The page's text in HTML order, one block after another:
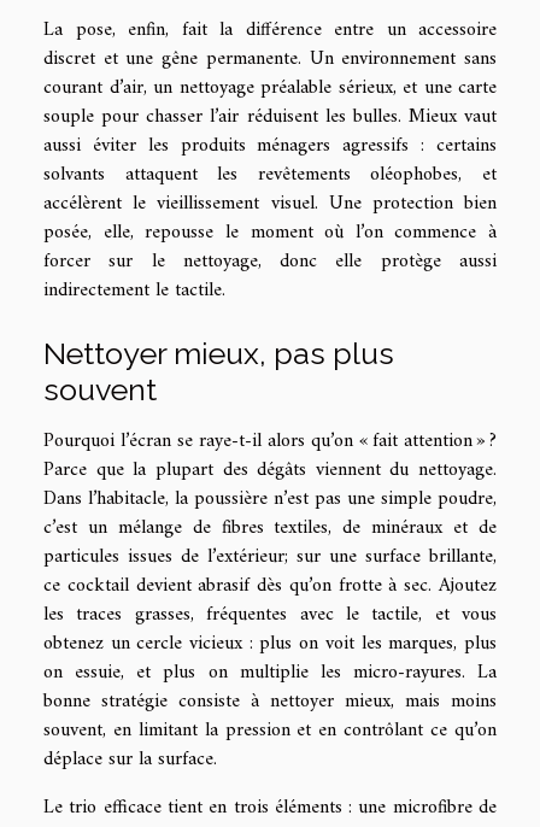
La pose, enfin, fait la différence entre un accessoire
discret et une gêne permanente. Un environnement sans
courant d’air, un nettoyage préalable sérieux, et une carte
souple pour chasser l’air réduisent les bulles. Mieux vaut
aussi éviter les produits ménagers agressifs : certains
solvants attaquent les revêtements oléophobes, et
accélèrent le vieillissement visuel. Une protection bien
posée, elle, repousse le moment où l’on commence à
forcer sur le nettoyage, donc elle protège aussi
indirectement le tactile.
Nettoyer mieux, pas plus
souvent
Pourquoi l’écran se raye-t-il alors qu’on « fait attention » ?
Parce que la plupart des dégâts viennent du nettoyage.
Dans l’habitacle, la poussière n’est pas une simple poudre,
c’est un mélange de fibres textiles, de minéraux et de
particules issues de l’extérieur; sur une surface brillante,
ce cocktail devient abrasif dès qu’on frotte à sec. Ajoutez
les traces grasses, fréquentes avec le tactile, et vous
obtenez un cercle vicieux : plus on voit les marques, plus
on essuie, et plus on multiplie les micro-rayures. La
bonne stratégie consiste à nettoyer mieux, mais moins
souvent, en limitant la pression et en contrôlant ce qu’on
déplace sur la surface.
Le trio efficace tient en trois éléments : une microfibre de